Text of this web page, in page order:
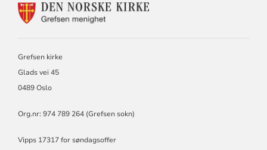
KONTAKTINFORMASJON
Grefsen kirke
Glads vei 45
0489 Oslo
Org.nr: 974 789 264 (Grefsen sokn)
Vipps 17317 for søndagsoffer